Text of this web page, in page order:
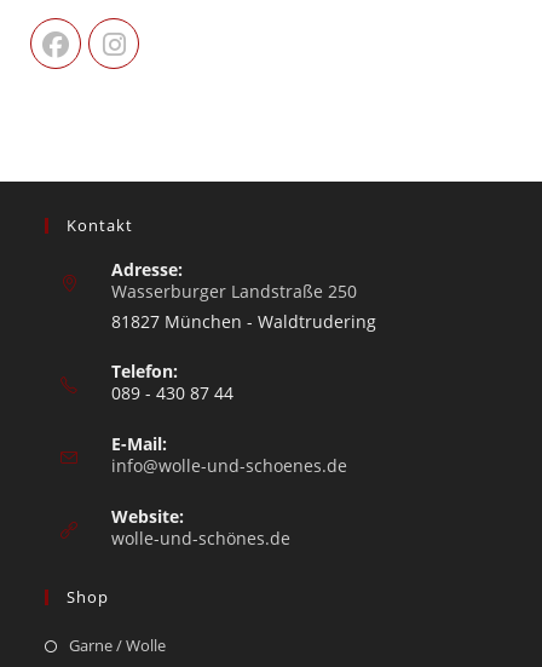
Kontakt
Adresse:
Wasserburger Landstraße 250
81827 München - Waldtrudering
Telefon:
089 - 430 87 44
E-Mail:
info@wolle-und-schoenes.de
Website:
wolle-und-schönes.de
Shop
Garne / Wolle